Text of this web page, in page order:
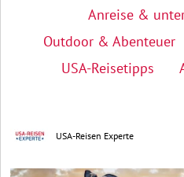
Anreise &
Outdoor & Abenteuer
USA-Reisetipps
USA-Reisen Experte